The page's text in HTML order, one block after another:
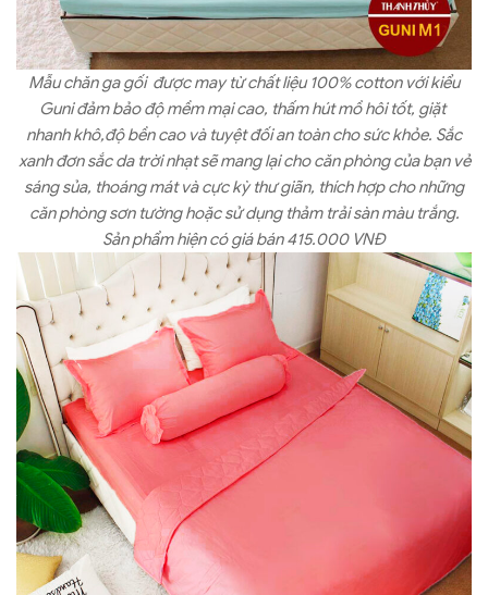
Mẫu chăn ga gối được may từ chất liệu 100% cotton với kiểu
Guni đảm bảo độ mềm mại cao, thấm hút mồ hôi tốt, giặt
nhanh khô,độ bền cao và tuyệt đối an toàn cho sức khỏe. Sắc
xanh đơn sắc da trời nhạt sẽ mang lại cho căn phòng của bạn vẻ
sáng sủa, thoáng mát và cực kỳ thư giãn, thích hợp cho những
căn phòng sơn tường hoặc sử dụng thảm trải sàn màu trắng.
Sản phẩm hiện có giá bán 415.000 VNĐ